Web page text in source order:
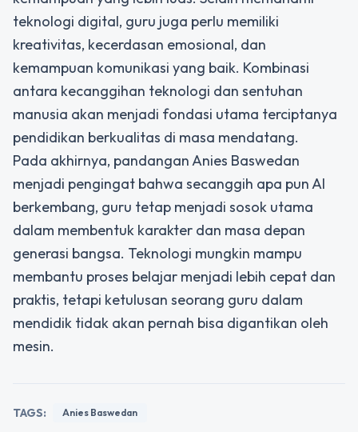
teknologi digital, guru juga perlu memiliki
kreativitas, kecerdasan emosional, dan
kemampuan komunikasi yang baik. Kombinasi
antara kecanggihan teknologi dan sentuhan
manusia akan menjadi fondasi utama terciptanya
pendidikan berkualitas di masa mendatang.
Pada akhirnya, pandangan Anies Baswedan
menjadi pengingat bahwa secanggih apa pun AI
berkembang, guru tetap menjadi sosok utama
dalam membentuk karakter dan masa depan
generasi bangsa. Teknologi mungkin mampu
membantu proses belajar menjadi lebih cepat dan
praktis, tetapi ketulusan seorang guru dalam
mendidik tidak akan pernah bisa digantikan oleh
mesin.
TAGS: Anies Baswedan